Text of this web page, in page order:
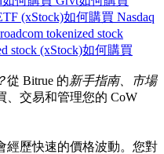
(xStock)如何購買 Nasdaq
tokenized stock
stock (xStock)如何購買
從 Bitrue 的新手指南、市場
、交易和管理您的 CoW
經歷快速的價格波動。您對